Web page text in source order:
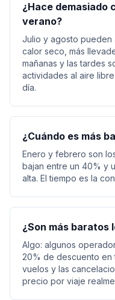
¿Hace demasiado
verano?
Julio y agosto pueden
calor seco, más
mañanas y las tardes
actividades al aire
día.
¿Cuándo es más
Enero y febrero son
bajan entre un 40% y
alta. El tiempo es la
¿Son más baratos
Algo: algunos
20% de descuento en
vuelos y las
precio por viaje